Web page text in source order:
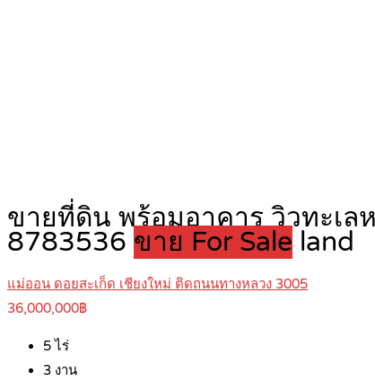
ขายที่ดิน พร้อมอาคาร วิวทะเล
8783536 ขาย For Sale land
แม่ออน ดอยสะเก็ด เชียงใหม่ ติดถนนทางหลวง 3005
36,000,000฿
5ไร่
3 งาน